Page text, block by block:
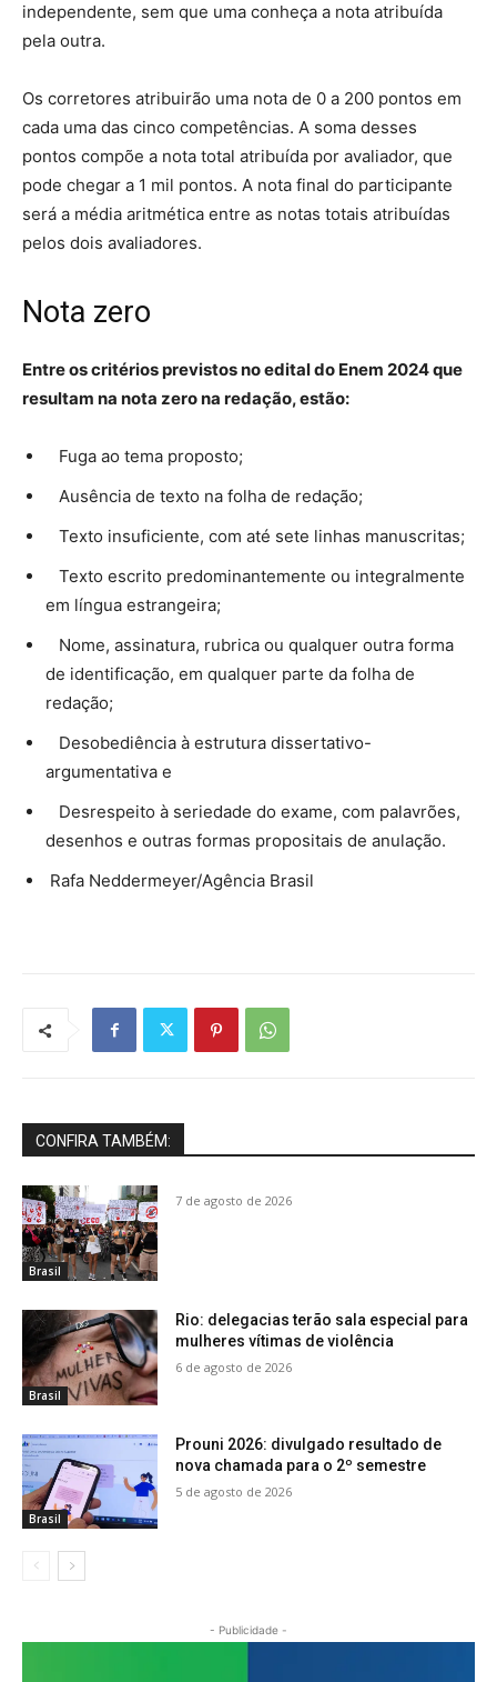
independente, sem que uma conheça a nota atribuída
pela outra.
Os corretores atribuirão uma nota de 0 a 200 pontos em
cada uma das cinco competências. A soma desses
pontos compõe a nota total atribuída por avaliador, que
pode chegar a 1 mil pontos. A nota final do participante
será a média aritmética entre as notas totais atribuídas
pelos dois avaliadores.
Nota zero
Entre os critérios previstos no edital do Enem 2024 que
resultam na nota zero na redação, estão:
Fuga ao tema proposto;
Ausência de texto na folha de redação;
Texto insuficiente, com até sete linhas manuscritas;
Texto escrito predominantemente ou integralmente
em língua estrangeira;
Nome, assinatura, rubrica ou qualquer outra forma
de identificação, em qualquer parte da folha de
redação;
Desobediência à estrutura dissertativo-
argumentativa e
Desrespeito à seriedade do exame, com palavrões,
desenhos e outras formas propositais de anulação.
Rafa Neddermeyer/Agência Brasil
CONFIRA TAMBÉM:
Brasil
7 de agosto de 2026
Brasil
Rio: delegacias terão sala especial para
mulheres vítimas de violência
6 de agosto de 2026
Brasil
Prouni 2026: divulgado resultado de
nova chamada para o 2º semestre
5 de agosto de 2026
- Publicidade -